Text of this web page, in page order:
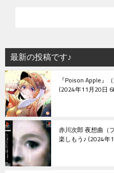
最新の投稿です♪
『Poison Apple』
2024年11月20日
赤川次郎 夜想曲（
楽しもう♪ 2024年